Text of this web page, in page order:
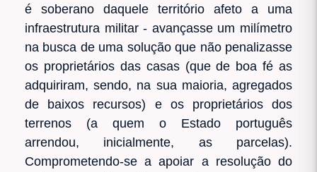
é soberano daquele território afeto a uma
infraestrutura militar - avançasse um milímetro
na busca de uma solução que não penalizasse
os proprietários das casas (que de boa fé as
adquiriram, sendo, na sua maioria, agregados
de baixos recursos) e os proprietários dos
terrenos (a quem o Estado português
arrendou, inicialmente, as parcelas).
Comprometendo-se a apoiar a resolução do